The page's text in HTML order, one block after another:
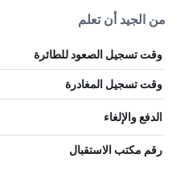
من الجيد أن تعلم
وقت تسجيل الصعود للطائرة
وقت تسجيل المغادرة
الدفع والإلغاء
رقم مكتب الاستقبال